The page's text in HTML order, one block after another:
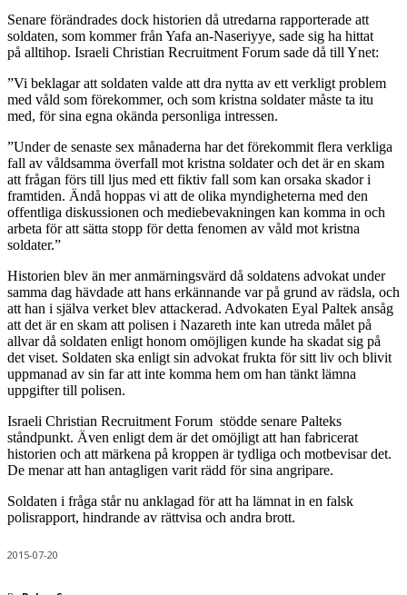
Senare förändrades dock historien då utredarna rapporterade att
soldaten, som kommer från Yafa an-Naseriyye, sade sig ha hittat
på alltihop. Israeli Christian Recruitment Forum sade då till Ynet:
”Vi beklagar att soldaten valde att dra nytta av ett verkligt problem
med våld som förekommer, och som kristna soldater måste ta itu
med, för sina egna okända personliga intressen.
”Under de senaste sex månaderna har det förekommit flera verkliga
fall av våldsamma överfall mot kristna soldater och det är en skam
att frågan förs till ljus med ett fiktiv fall som kan orsaka skador i
framtiden. Ändå hoppas vi att de olika myndigheterna med den
offentliga diskussionen och mediebevakningen kan komma in och
arbeta för att sätta stopp för detta fenomen av våld mot kristna
soldater.”
Historien blev än mer anmärningsvärd då soldatens advokat under
samma dag hävdade att hans erkännande var på grund av rädsla, och
att han i själva verket blev attackerad. Advokaten Eyal Paltek ansåg
att det är en skam att polisen i Nazareth inte kan utreda målet på
allvar då soldaten enligt honom omöjligen kunde ha skadat sig på
det viset. Soldaten ska enligt sin advokat frukta för sitt liv och blivit
uppmanad av sin far att inte komma hem om han tänkt lämna
uppgifter till polisen.
Israeli Christian Recruitment Forum stödde senare Palteks
ståndpunkt. Även enligt dem är det omöjligt att han fabricerat
historien och att märkena på kroppen är tydliga och motbevisar det.
De menar att han antagligen varit rädd för sina angripare.
Soldaten i fråga står nu anklagad för att ha lämnat in en falsk
polisrapport, hindrande av rättvisa och andra brott.
2015-07-20